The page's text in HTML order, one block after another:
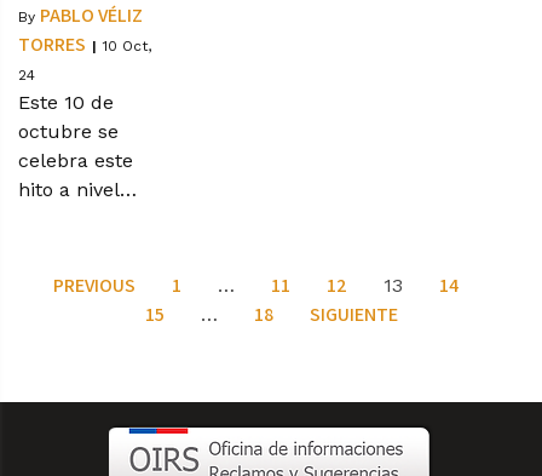
By PABLO VÉLIZ
TORRES | 10 Oct,
24
Este 10 de
octubre se
celebra este
hito a nivel…
PREVIOUS 1 … 11 12 13
14
15
… 18 SIGUIENTE